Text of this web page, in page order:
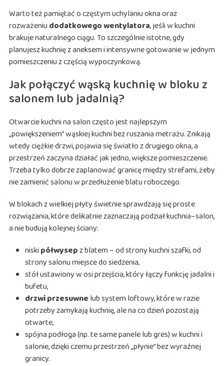
Warto też pamiętać o częstym uchylaniu okna oraz
rozważeniudodatkowego wentylatora, jeśli w kuchni
brakuje naturalnego ciągu. To szczególnie istotne, gdy
planujesz kuchnię z aneksem i intensywne gotowanie w jednym
pomieszczeniu z częścią wypoczynkową.
Jak połączyć wąską kuchnię w bloku z
salonem lub jadalnią?
Otwarcie kuchni na salon często jest najlepszym
„powiększeniem” wąskiej kuchni bez ruszania metrażu. Znikają
wtedy ciężkie drzwi, pojawia się światło z drugiego okna, a
przestrzeń zaczyna działać jak jedno, większe pomieszczenie.
Trzeba tylko dobrze zaplanować granicę między strefami, żeby
nie zamienić salonu w przedłużenie blatu roboczego.
W blokach z wielkiej płyty świetnie sprawdzają się proste
rozwiązania, które delikatnie zaznaczają podział kuchnia–salon,
a nie budują kolejnej ściany:
niski półwysepz blatem – od strony kuchni szafki, od
strony salonu miejsce do siedzenia,
stół ustawiony w osi przejścia, który łączy funkcję jadalni i
bufetu,
drzwi przesuwne lub system loftowy, które w razie
potrzeby zamykają kuchnię, ale na co dzień pozostają
otwarte,
spójna podłoga (np. te same panele lub gres) w kuchni i
salonie, dzięki czemu przestrzeń „płynie” bez wyraźnej
granicy.